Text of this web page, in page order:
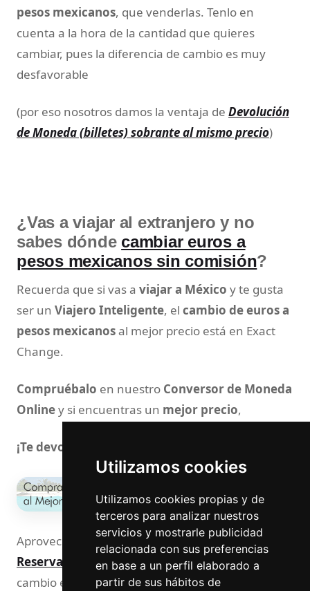
Utilizamos cookies
Utilizamos cookies propias y de
terceros para analizar nuestros
servicios y mostrarle publicidad
relacionada con sus preferencias
en base a un perfil elaborado a
partir de sus hábitos de
pesos mexicanos, que venderlas. Tenlo en
cuenta a la hora de la cantidad que quieres
cambiar, pues la diferencia de cambio es muy
desfavorable
(por eso nosotros damos la ventaja de Devolución
de Moneda (billetes) sobrante al mismo precio)
¿Vas a viajar al extranjero y no
sabes dónde cambiar euros a
pesos mexicanos sin comisión?
Recuerda que si vas a viajar a México y te gusta
ser un Viajero Inteligente, el cambio de euros a
pesos mexicanosal mejor precio está en Exact
Change.
Compruébalo en nuestro Conversor de Moneda
Onliney si encuentras un mejor precio,
¡Te devolvemos la diferencia!
Aprovecha nuestrosServicios de Compra o
Reserva de Pesos Mexicanosal mejor tipo de
cambio en nuestra página web o por teléfono 900